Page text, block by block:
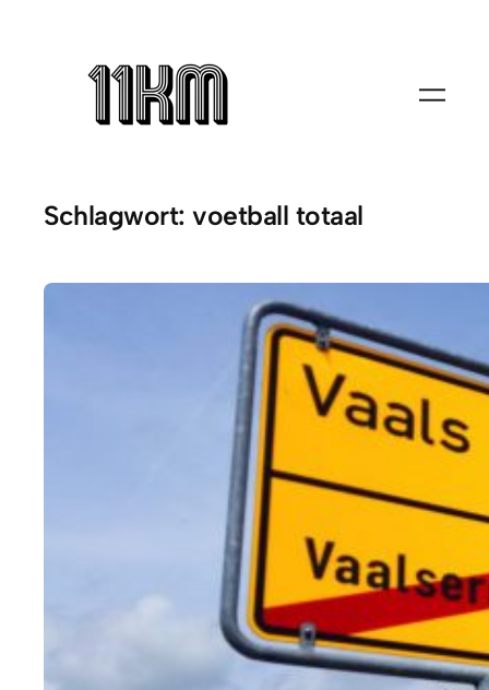
Schlagwort:voetball totaal